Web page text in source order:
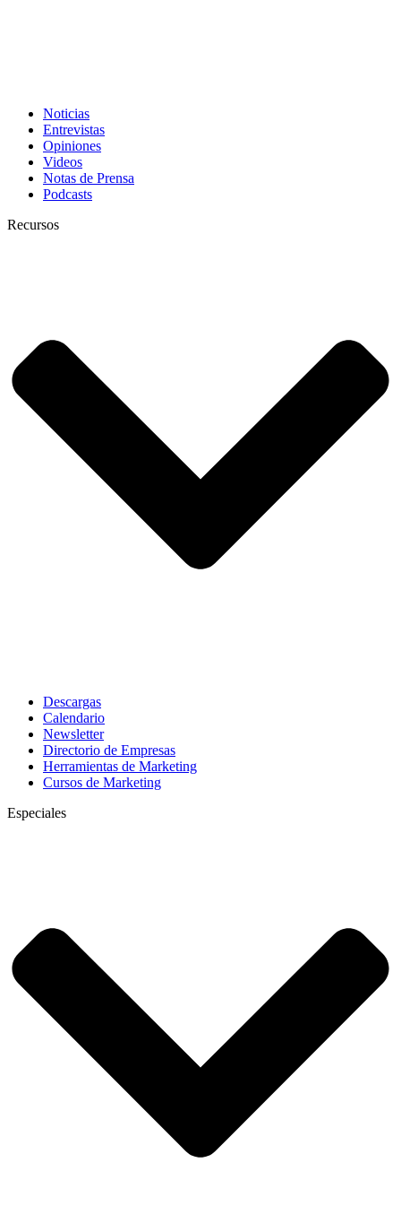
Noticias
Entrevistas
Opiniones
Videos
Notas de Prensa
Podcasts
Recursos
Descargas
Calendario
Newsletter
Directorio de Empresas
Herramientas de Marketing
Cursos de Marketing
Especiales